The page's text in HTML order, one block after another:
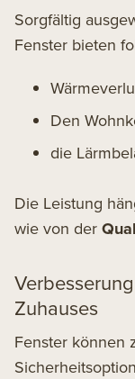
Sorgfältig
Fenster bieten
Den
die
Die Leistung
wie von der
Zuhauses
Fenster können